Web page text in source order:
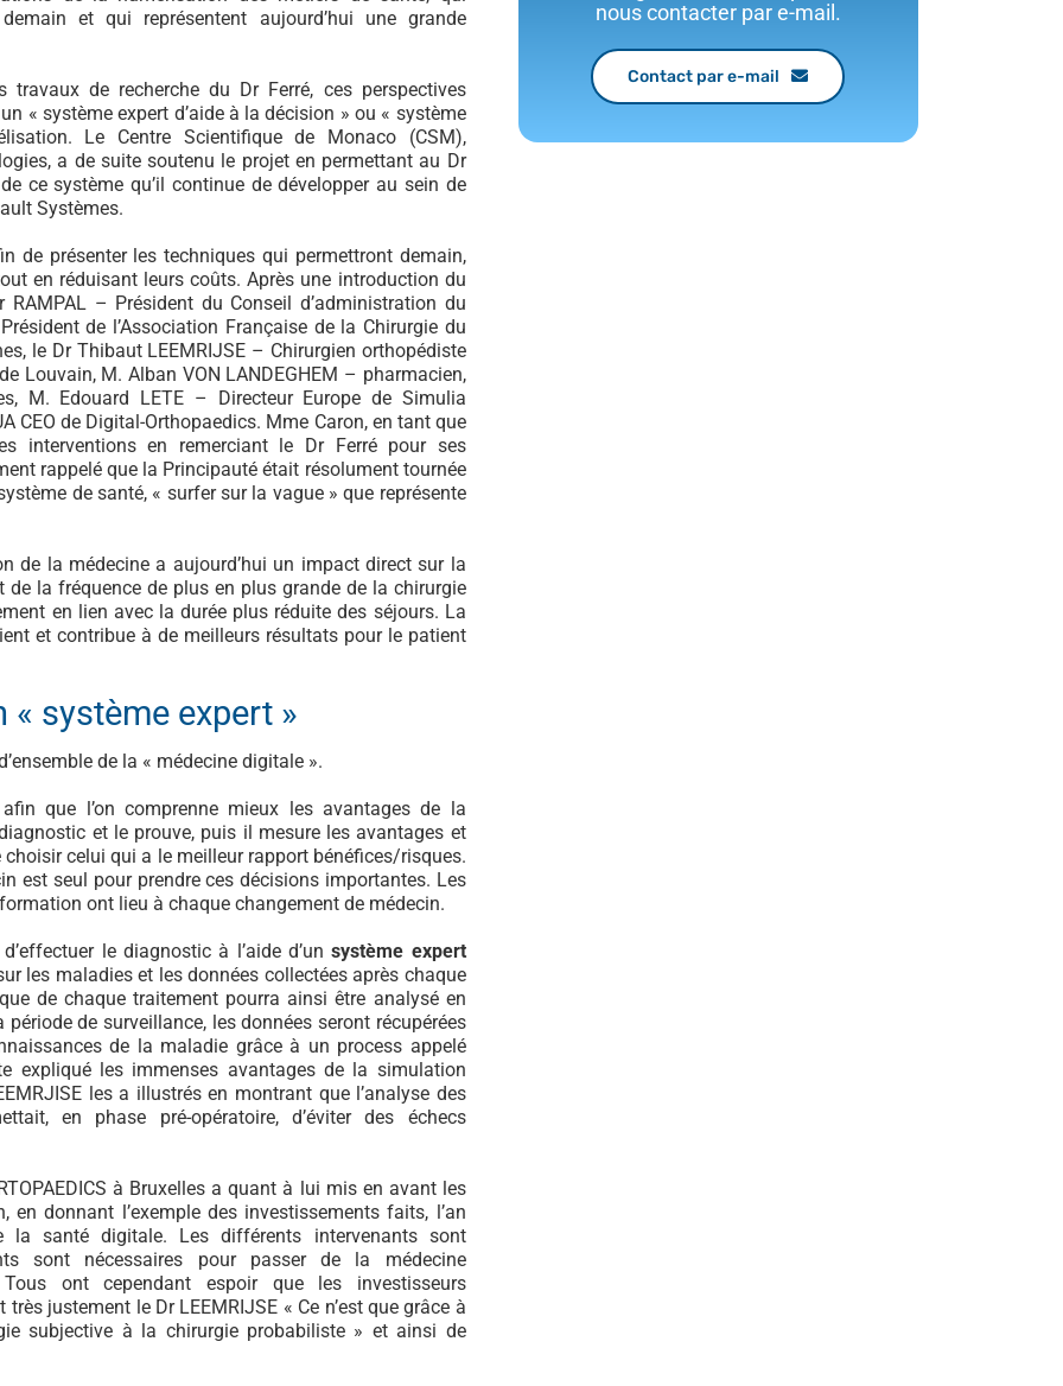
et qui représentent aujourd’hui une grande
travaux de recherche du Dr Ferré, ces perspectives
« système expert d’aide à la décision » ou « système
Le Centre Scientifique de Monaco (CSM),
a de suite soutenu le projet en permettant au Dr
ce système qu’il continue de développer au sein de
Systèmes.
de présenter les techniques qui permettront demain,
en réduisant leurs coûts. Après une introduction du
RAMPAL – Président du Conseil d’administration du
de l’Association Française de la Chirurgie du
le Dr Thibaut LEEMRIJSE – Chirurgien orthopédiste
Louvain, M. Alban VON LANDEGHEM – pharmacien,
M. Edouard LETE – Directeur Europe de Simulia
CEO de Digital-Orthopaedics. Mme Caron, en tant que
interventions en remerciant le Dr Ferré pour ses
rappelé que la Principauté était résolument tournée
de santé, « surfer sur la vague » que représente
de la médecine a aujourd’hui un impact direct sur la
la fréquence de plus en plus grande de la chirurgie
en lien avec la durée plus réduite des séjours. La
et contribue à de meilleurs résultats pour le patient
« système expert »
de la « médecine digitale ».
que l’on comprenne mieux les avantages de la
et le prouve, puis il mesure les avantages et
celui qui a le meilleur rapport bénéfices/risques.
est seul pour prendre ces décisions importantes. Les
ont lieu à chaque changement de médecin.
le diagnostic à l’aide d’unsystème expert
les maladies et les données collectées après chaque
de chaque traitement pourra ainsi être analysé en
de surveillance, les données seront récupérées
de la maladie grâce à un process appelé
expliqué les immenses avantages de la simulation
les a illustrés en montrant que l’analyse des
en phase pré-opératoire, d’éviter des échecs
à Bruxelles a quant à lui mis en avant les
donnant l’exemple des investissements faits, l’an
la santé digitale. Les différents intervenants sont
sont nécessaires pour passer de la médecine
ont cependant espoir que les investisseurs
justement le Dr LEEMRIJSE « Ce n’est que grâce à
subjective à la chirurgie probabiliste » et ainsi de
nous contacter par e-mail.
Contact par e-mail